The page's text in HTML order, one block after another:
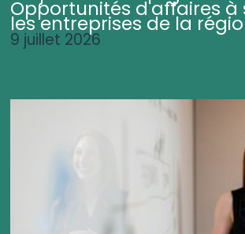
Opportunités d'affaires à
les entreprises de la
9 juillet 2026